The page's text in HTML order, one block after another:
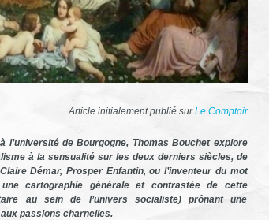
Article initialement publié surLe Comptoir
l’université de Bourgogne, Thomas Bouchet explore
à la sensualité sur les deux derniers siècles, de
Démar, Prosper Enfantin, ou l’inventeur du mot
cartographie générale et contrastée de cette
au sein de l’univers socialiste) prônant une
passions charnelles.